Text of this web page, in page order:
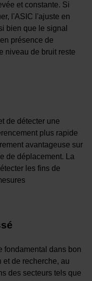
et constante. Si
l'ASIC l'ajuste en
bien que le signal
présence de
niveau de bruit reste
de détecter une
plus rapide
avantageuse sur
de déplacement. La
les fins de
fondamental dans bon
et de recherche, au
des secteurs tels que